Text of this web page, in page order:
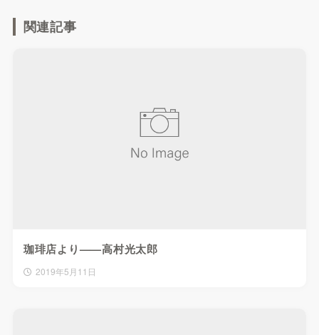
関連記事
珈琲店より——高村光太郎
2019年5月11日